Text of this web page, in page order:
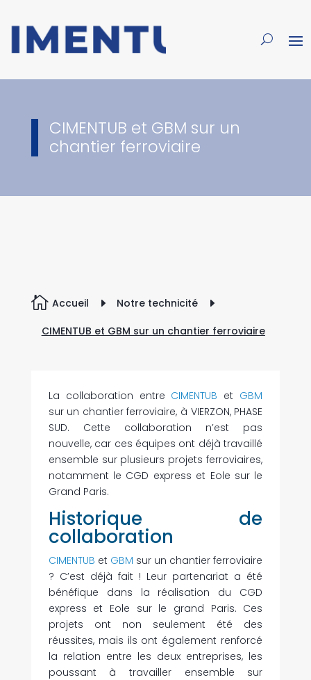
CIMENTUB et GBM sur un
chantier ferroviaire
 Accueil E Notre technicité
E
CIMENTUB et GBM sur un chantier ferroviaire
La collaboration entre CIMENTUB et GBM
sur un chantier ferroviaire, à VIERZON, PHASE
SUD. Cette collaboration n’est pas
nouvelle, car ces équipes ont déjà travaillé
ensemble sur plusieurs projets ferroviaires,
notamment le CGD express et Eole sur le
Grand Paris.
Historique de
collaboration
CIMENTUB et GBM sur un chantier ferroviaire
? C’est déjà fait ! Leur partenariat a été
bénéfique dans la réalisation du CGD
express et Eole sur le grand Paris. Ces
projets ont non seulement été des
réussites, mais ils ont également renforcé
la relation entre les deux entreprises, les
poussant à travailler ensemble sur